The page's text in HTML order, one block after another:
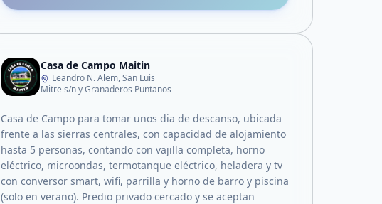
Casa de Campo Maitin
Leandro N. Alem, San Luis
Mitre s/n y Granaderos Puntanos
Casa de Campo para tomar unos dia de descanso, ubicada
frente a las sierras centrales, con capacidad de alojamiento
hasta 5 personas, contando con vajilla completa, horno
eléctrico, microondas, termotanque eléctrico, heladera y tv
con conversor smart, wifi, parrilla y horno de barro y piscina
(solo en verano). Predio privado cercado y se aceptan